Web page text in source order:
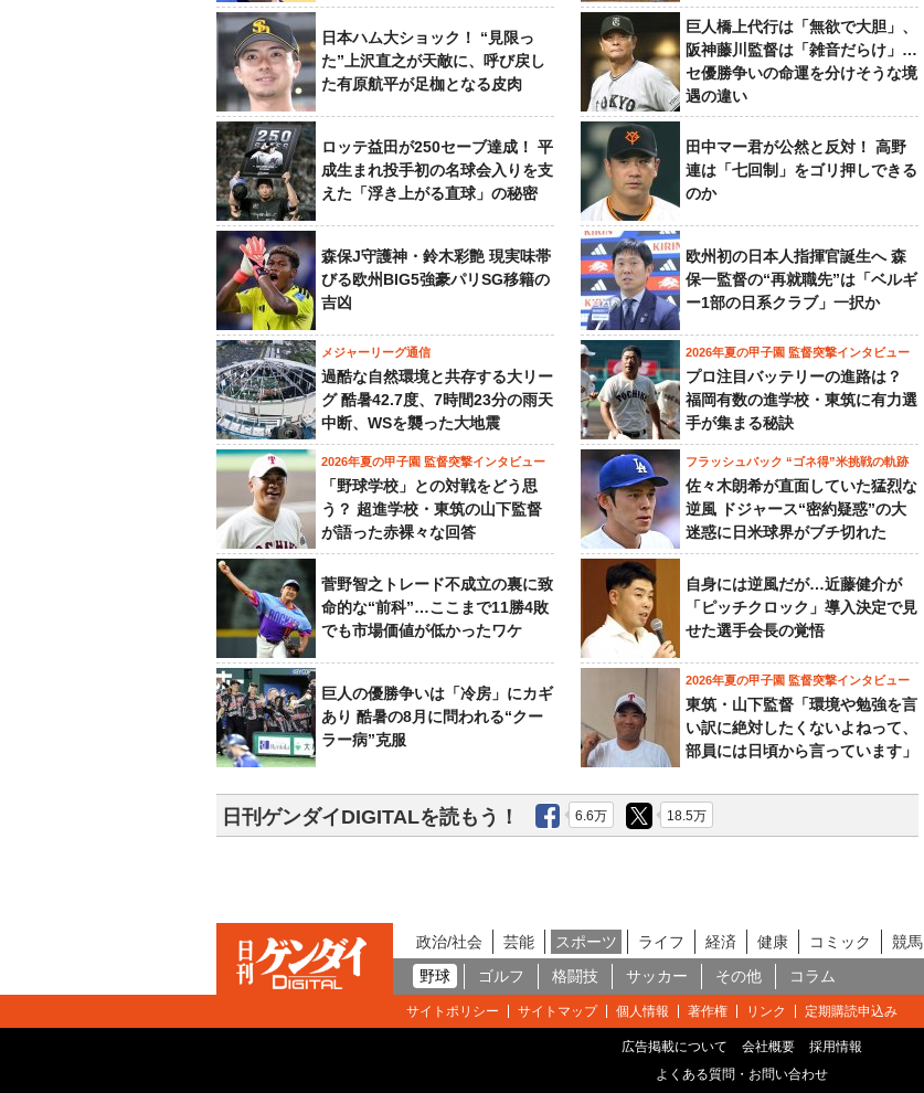
日本ハム大ショック！ “見限っ
た”上沢直之が天敵に、呼び戻し
た有原航平が足枷となる皮肉
巨人橋上代行は「無欲で大胆」、
阪神藤川監督は「雑音だらけ」…
セ優勝争いの命運を分けそうな境
遇の違い
ロッテ益田が250セーブ達成！ 平
成生まれ投手初の名球会入りを支
えた「浮き上がる直球」の秘密
田中マー君が公然と反対！ 高野
連は「七回制」をゴリ押しできる
のか
森保J守護神・鈴木彩艶 現実味帯
びる欧州BIG5強豪パリSG移籍の
吉凶
欧州初の日本人指揮官誕生へ 森
保一監督の“再就職先”は「ベルギ
ー1部の日系クラブ」一択か
メジャーリーグ通信
過酷な自然環境と共存する大リー
グ 酷暑42.7度、7時間23分の雨天
中断、WSを襲った大地震
2026年夏の甲子園 監督突撃インタビュー
プロ注目バッテリーの進路は？
福岡有数の進学校・東筑に有力選
手が集まる秘訣
2026年夏の甲子園 監督突撃インタビュー
「野球学校」との対戦をどう思
う？ 超進学校・東筑の山下監督
が語った赤裸々な回答
フラッシュバック “ゴネ得”米挑戦の軌跡
佐々木朗希が直面していた猛烈な
逆風 ドジャース“密約疑惑”の大
迷惑に日米球界がブチ切れた
菅野智之トレード不成立の裏に致
命的な“前科”…ここまで11勝4敗
でも市場価値が低かったワケ
自身には逆風だが…近藤健介が
「ピッチクロック」導入決定で見
せた選手会長の覚悟
巨人の優勝争いは「冷房」にカギ
あり 酷暑の8月に問われる“クー
ラー病”克服
2026年夏の甲子園 監督突撃インタビュー
東筑・山下監督「環境や勉強を言
い訳に絶対したくないよねって、
部員には日頃から言っています」
日刊ゲンダイDIGITALを読もう！ 6.6万 18.5万
政治/社会 芸能 スポーツ ライフ 経済 健康 コミック 競馬
野球
ゴルフ 格闘技 サッカー その他 コラム
サイトポリシー サイトマップ 個人情報 著作権 リンク 定期購読申込み
広告掲載について 会社概要
採用情報
よくある質問・お問い合わせ